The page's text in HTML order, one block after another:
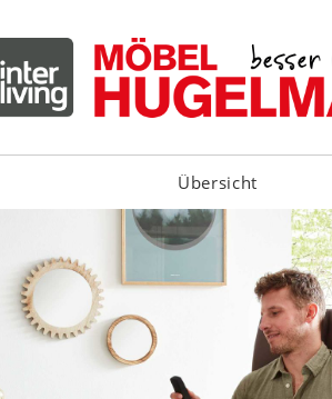
Übersicht